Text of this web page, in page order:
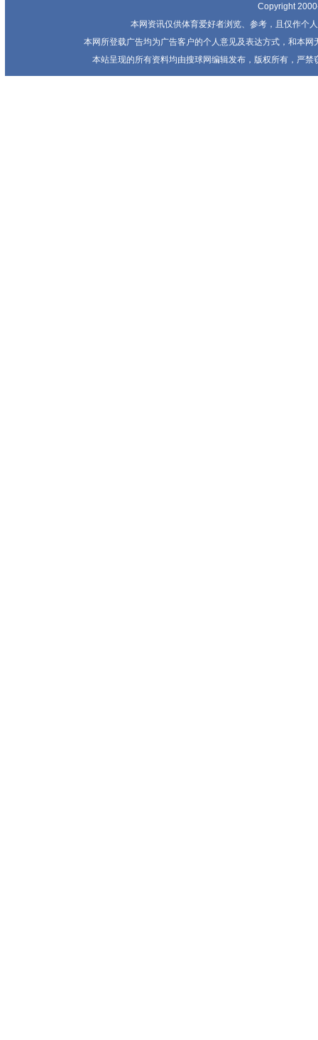
Copyright
本网资讯仅供体育爱好者浏览、参考，且仅作个
本网所登载广告均为广告客户的个人意见及表达方式，和本
本站呈现的所有资料均由搜球网编辑发布，版权所有，严